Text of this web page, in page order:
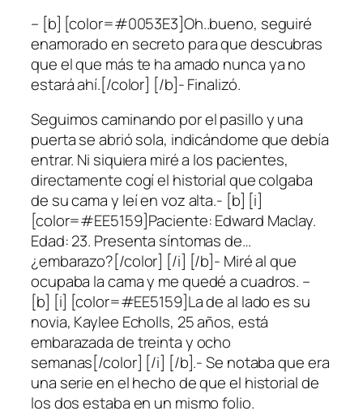
– [b] [color=#0053E3]Oh..bueno, seguiré
enamorado en secreto para que descubras
que el que más te ha amado nunca ya no
estará ahí.[/color] [/b]- Finalizó.
Seguimos caminando por el pasillo y una
puerta se abrió sola, indicándome que debía
entrar. Ni siquiera miré a los pacientes,
directamente cogí el historial que colgaba
de su cama y leí en voz alta.- [b] [i]
[color=#EE5159]Paciente: Edward Maclay.
Edad: 23. Presenta síntomas de…
¿embarazo?[/color] [/i] [/b]- Miré al que
ocupaba la cama y me quedé a cuadros. –
[b] [i] [color=#EE5159]La de al lado es su
novia, Kaylee Echolls, 25 años, está
embarazada de treinta y ocho
semanas[/color] [/i] [/b].- Se notaba que era
una serie en el hecho de que el historial de
los dos estaba en un mismo folio.